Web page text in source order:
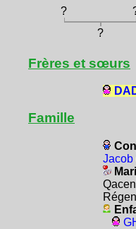
?
?
Frères et sœurs
Famille
Jacob